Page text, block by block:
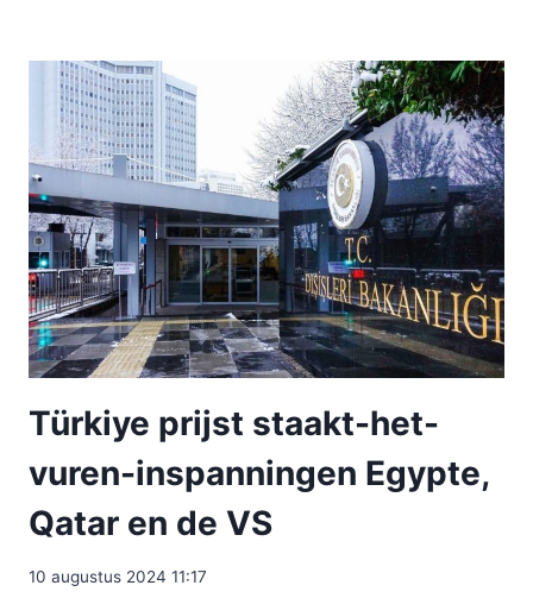
Türkiye prijst staakt-het-
vuren-inspanningen Egypte,
Qatar en de VS
10 augustus 2024 11:17